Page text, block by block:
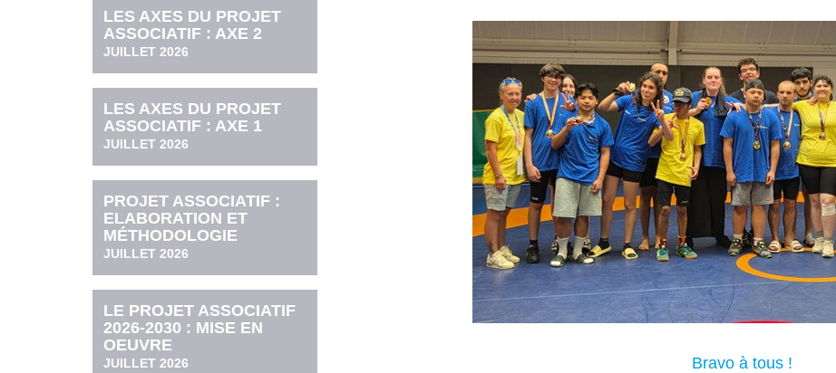
LES AXES DU PROJET
ASSOCIATIF : AXE 2
JUILLET 2026
LES AXES DU PROJET
ASSOCIATIF : AXE 1
JUILLET 2026
PROJET ASSOCIATIF :
ELABORATION ET
MÉTHODOLOGIE
JUILLET 2026
LE PROJET ASSOCIATIF
2026-2030 : MISE EN
OEUVRE
JUILLET 2026 Bravo à tous !